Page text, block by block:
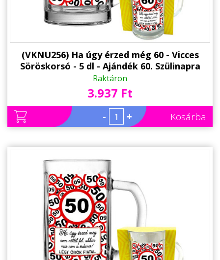
(VKNU256) Ha úgy érzed még 60 - Vicces
Söröskorsó - 5 dl - Ajándék 60. Szülinapra
Raktáron
3.937 Ft
- + Kosárba